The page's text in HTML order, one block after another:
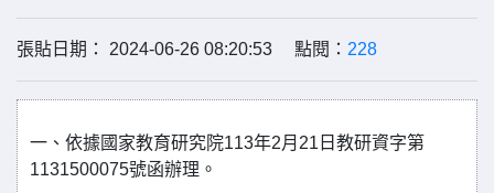
張貼日期： 2024-06-26 08:20:53 點閱： 228
一、依據國家教育研究院113年2月21日教研資字第
1131500075號函辦理。